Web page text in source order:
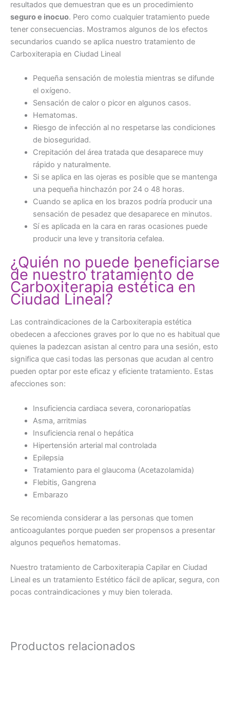
resultados que demuestran que es un procedimiento
seguro e inocuo. Pero como cualquier tratamiento puede
tener consecuencias. Mostramos algunos de los efectos
secundarios cuando se aplica nuestro tratamiento de
Carboxiterapia en Ciudad Lineal
Pequeña sensación de molestia mientras se difunde
el oxígeno.
Sensación de calor o picor en algunos casos.
Hematomas.
Riesgo de infección al no respetarse las condiciones
de bioseguridad.
Crepitación del área tratada que desaparece muy
rápido y naturalmente.
Si se aplica en las ojeras es posible que se mantenga
una pequeña hinchazón por 24 o 48 horas.
Cuando se aplica en los brazos podría producir una
sensación de pesadez que desaparece en minutos.
Sí es aplicada en la cara en raras ocasiones puede
producir una leve y transitoria cefalea.
¿Quién no puede beneficiarse
de nuestro tratamiento de
Carboxiterapia estética en
Ciudad Lineal?
Las contraindicaciones de la Carboxiterapia estética
obedecen a afecciones graves por lo que no es habitual que
quienes la padezcan asistan al centro para una sesión, esto
significa que casi todas las personas que acudan al centro
pueden optar por este eficaz y eficiente tratamiento. Estas
afecciones son:
Insuficiencia cardiaca severa, coronariopatías
Asma, arritmias
Insuficiencia renal o hepática
Hipertensión arterial mal controlada
Epilepsia
Tratamiento para el glaucoma (Acetazolamida)
Flebitis, Gangrena
Embarazo
Se recomienda considerar a las personas que tomen
anticoagulantes porque pueden ser propensos a presentar
algunos pequeños hematomas.
Nuestro tratamiento de Carboxiterapia Capilar en Ciudad
Lineal es un tratamiento Estético fácil de aplicar, segura, con
pocas contraindicaciones y muy bien tolerada.
Productos relacionados